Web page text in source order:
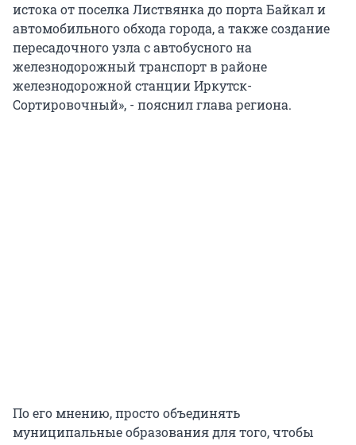
истока от поселка Листвянка до порта Байкал и
автомобильного обхода города, а также создание
пересадочного узла с автобусного на
железнодорожный транспорт в районе
железнодорожной станции Иркутск-
Сортировочный», - пояснил глава региона.
По его мнению, просто объединять
муниципальные образования для того, чтобы